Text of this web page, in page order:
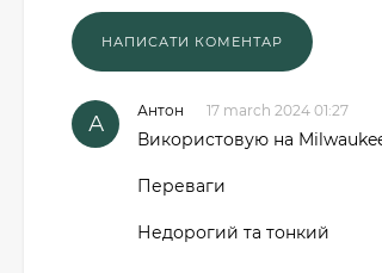
А
Антон 17 march 2024 01:27
Використовую на
Переваги
Недорогий та тонкий